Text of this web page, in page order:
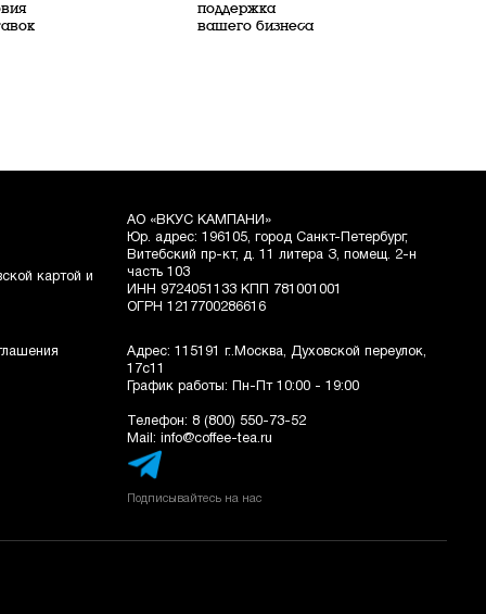
поддержка
вашего бизнеса
картой и
АО «ВКУС КАМПАНИ»
Юр. адрес: 196105, город Санкт-Петербург,
Витебский пр-кт, д. 11 литера З, помещ. 2-н
часть 103
ИНН 9724051133 КПП 781001001
ОГРН 1217700286616
Адрес: 115191 г..Москва, Духовской переулок,
17с11
График работы: Пн-Пт 10:00 - 19:00
Телефон:8 (800) 550-73-52
Mail:
info@coffee-tea.ru
Подписывайтесь на нас